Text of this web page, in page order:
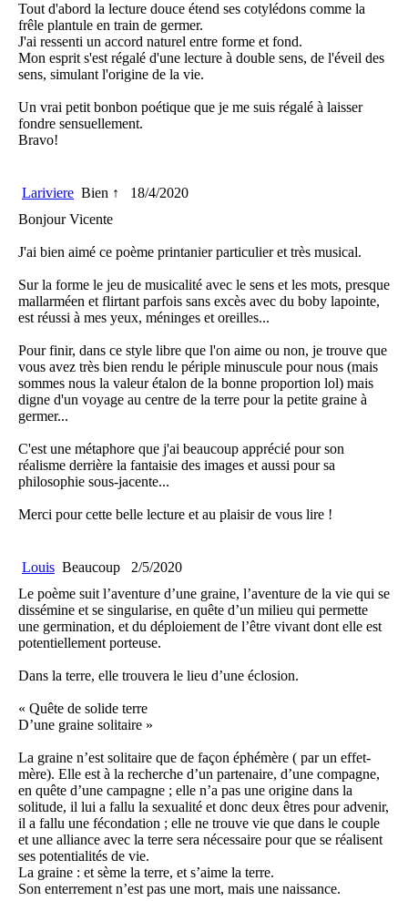
Tout d'abord la lecture douce étend ses cotylédons comme la
frêle plantule en train de germer.
J'ai ressenti un accord naturel entre forme et fond.
Mon esprit s'est régalé d'une lecture à double sens, de l'éveil des
sens, simulant l'origine de la vie.
Un vrai petit bonbon poétique que je me suis régalé à laisser
fondre sensuellement.
Bravo!
Lariviere Bien ↑
18/4/2020
Bonjour Vicente
J'ai bien aimé ce poème printanier particulier et très musical.
Sur la forme le jeu de musicalité avec le sens et les mots, presque
mallarméen et flirtant parfois sans excès avec du boby lapointe,
est réussi à mes yeux, méninges et oreilles...
Pour finir, dans ce style libre que l'on aime ou non, je trouve que
vous avez très bien rendu le périple minuscule pour nous (mais
sommes nous la valeur étalon de la bonne proportion lol) mais
digne d'un voyage au centre de la terre pour la petite graine à
germer...
C'est une métaphore que j'ai beaucoup apprécié pour son
réalisme derrière la fantaisie des images et aussi pour sa
philosophie sous-jacente...
Merci pour cette belle lecture et au plaisir de vous lire !
Louis Beaucoup
2/5/2020
Le poème suit l’aventure d’une graine, l’aventure de la vie qui se
dissémine et se singularise, en quête d’un milieu qui permette
une germination, et du déploiement de l’être vivant dont elle est
potentiellement porteuse.
Dans la terre, elle trouvera le lieu d’une éclosion.
« Quête de solide terre
D’une graine solitaire »
La graine n’est solitaire que de façon éphémère ( par un effet-
mère). Elle est à la recherche d’un partenaire, d’une compagne,
en quête d’une campagne ; elle n’a pas une origine dans la
solitude, il lui a fallu la sexualité et donc deux êtres pour advenir,
il a fallu une fécondation ; elle ne trouve vie que dans le couple
et une alliance avec la terre sera nécessaire pour que se réalisent
ses potentialités de vie.
La graine : et sème la terre, et s’aime la terre.
Son enterrement n’est pas une mort, mais une naissance.